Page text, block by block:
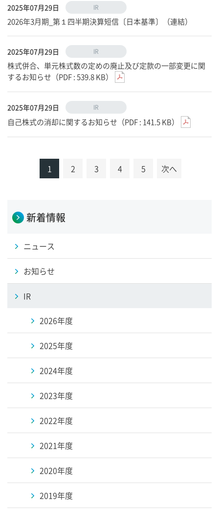
2025年07月29日 IR
2026年3月期_第１四半期決算短信〔日本基準〕（連結）
2025年07月29日 IR
株式併合、単元株式数の定めの廃止及び定款の一部変更に関
するお知らせ（PDF : 539.8 KB）
2025年07月29日 IR
自己株式の消却に関するお知らせ（PDF : 141.5 KB）
1 2 3 4 5 次へ
新着情報
ニュース
お知らせ
IR
2026年度
2025年度
2024年度
2023年度
2022年度
2021年度
2020年度
2019年度